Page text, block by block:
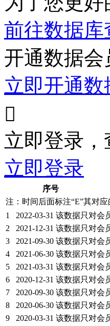
前往数据库
开通数据
立即开通数

立即登录
立即登录
序号
注：时间后面标注“E”其对
1
2022-03-31 该数据只对会
2
2021-12-31 该数据只对会
3
2021-09-30 该数据只对会
4
2021-06-30 该数据只对会
5
2021-03-31 该数据只对会
6
2020-12-31 该数据只对会
7
2020-09-30 该数据只对会
8
2020-06-30 该数据只对会
9
2020-03-31 该数据只对会